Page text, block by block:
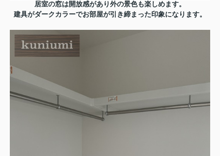
居室の窓は開放感があり外の景色も楽しめます。
建具がダークカラーでお部屋が引き締まった印象になります。